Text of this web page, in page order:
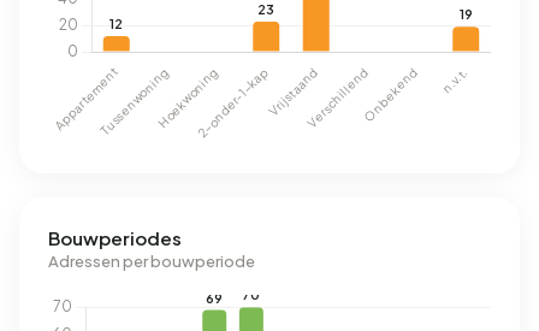
Bouwperiodes
Adressen per bouwperiode